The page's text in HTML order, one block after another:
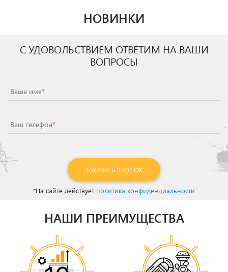
НОВИНКИ
С УДОВОЛЬСТВИЕМ ОТВЕТИМ НА ВАШИ
ВОПРОСЫ
Ваше имя*
Ваш телефон*
ЗАКАЗАТЬ ЗВОНОК
*На сайте действует политика конфиденциальности
НАШИ ПРЕИМУЩЕСТВА